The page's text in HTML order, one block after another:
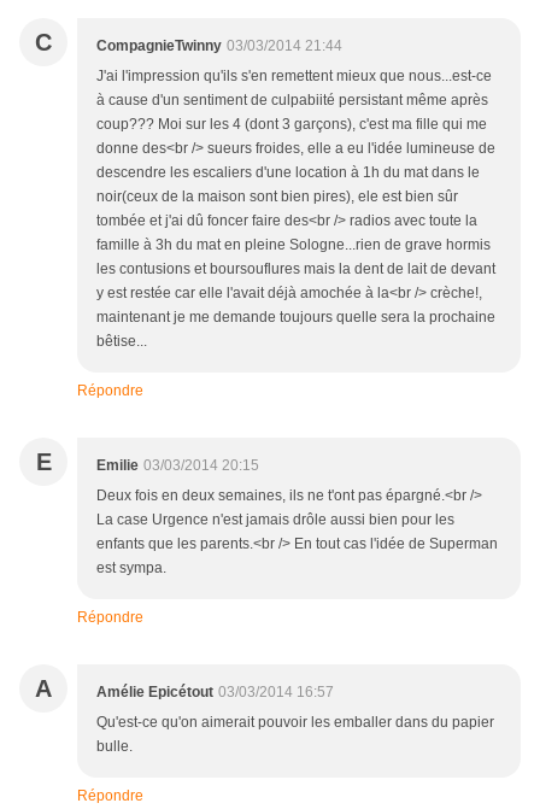
C CompagnieTwinny 03/03/2014 21:44
J'ai l'impression qu'ils s'en remettent mieux que nous...est-ce
à cause d'un sentiment de culpabiité persistant même après
coup??? Moi sur les 4 (dont 3 garçons), c'est ma fille qui me
donne des<br /> sueurs froides, elle a eu l'idée lumineuse de
descendre les escaliers d'une location à 1h du mat dans le
noir(ceux de la maison sont bien pires), ele est bien sûr
tombée et j'ai dû foncer faire des<br /> radios avec toute la
famille à 3h du mat en pleine Sologne...rien de grave hormis
les contusions et boursouflures mais la dent de lait de devant
y est restée car elle l'avait déjà amochée à la<br /> crèche!,
maintenant je me demande toujours quelle sera la prochaine
bêtise...
Répondre
E Emilie 03/03/2014 20:15
Deux fois en deux semaines, ils ne t'ont pas épargné.<br />
La case Urgence n'est jamais drôle aussi bien pour les
enfants que les parents.<br /> En tout cas l'idée de Superman
est sympa.
Répondre
A Amélie Epicétout 03/03/2014 16:57
Qu'est-ce qu'on aimerait pouvoir les emballer dans du papier
bulle.
Répondre